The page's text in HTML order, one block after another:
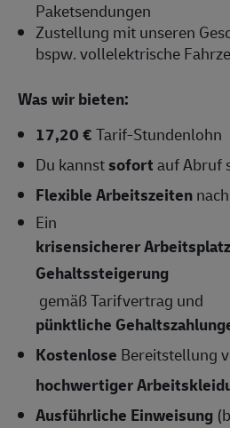
Paketsendungen
Zustellung mit unseren
bspw. vollelektrische
Was wir bieten:
17,20 €Tarif-Stundenlohn
Du kannstsofortauf Abruf
Flexible Arbeitszeitennach
Ein
krisensicherer
Gehaltssteigerung
gemäß Tarifvertrag und
pünktliche
Kostenlose Bereitstellung
hochwertiger
Ausführliche Einweisung